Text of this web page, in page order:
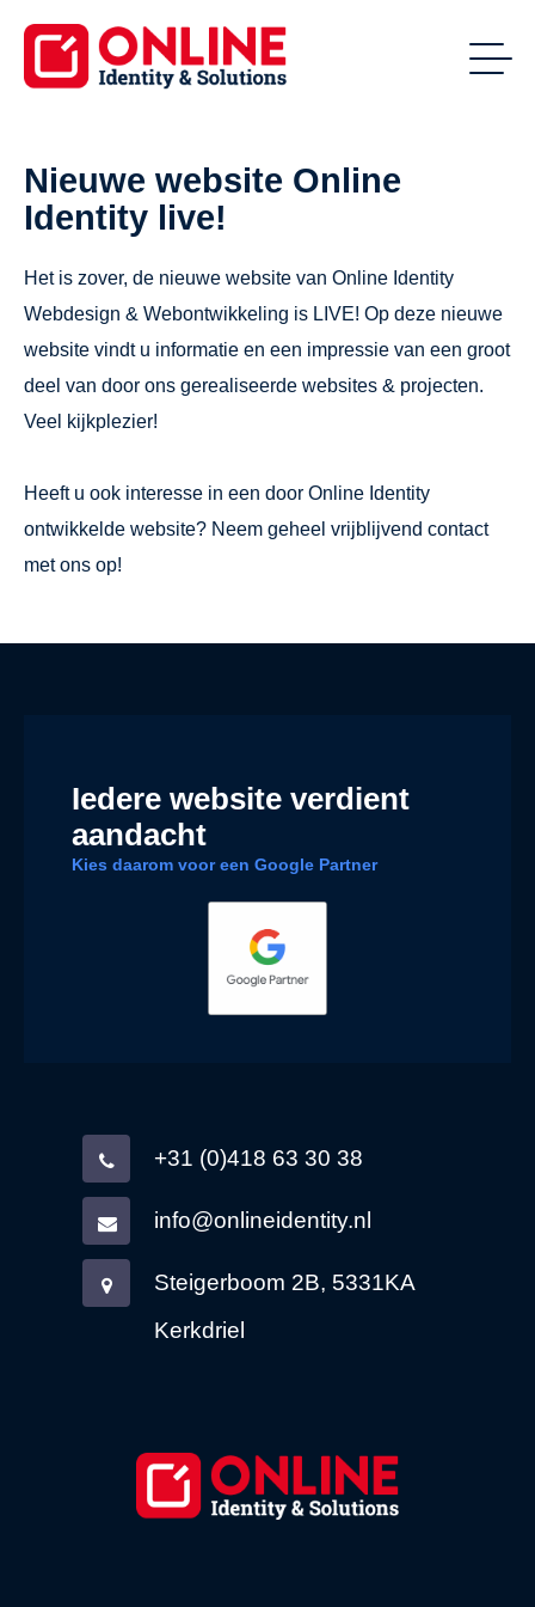
Nieuwe website Online
Identity live!
Het is zover, de nieuwe website van Online Identity
Webdesign & Webontwikkeling is LIVE! Op deze nieuwe
website vindt u informatie en een impressie van een groot
deel van door ons gerealiseerde websites & projecten.
Veel kijkplezier!
Heeft u ook interesse in een door Online Identity
ontwikkelde website? Neem geheel vrijblijvend contact
met ons op!
Iedere website verdient
aandacht
Kies daarom voor een Google Partner
+31 (0)418 63 30 38
info@onlineidentity.nl
Steigerboom 2B, 5331KA
Kerkdriel